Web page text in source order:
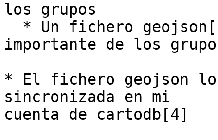
los grupos
importante de los
* El fichero geojson
sincronizada en mi
cuenta de cartodb[4]